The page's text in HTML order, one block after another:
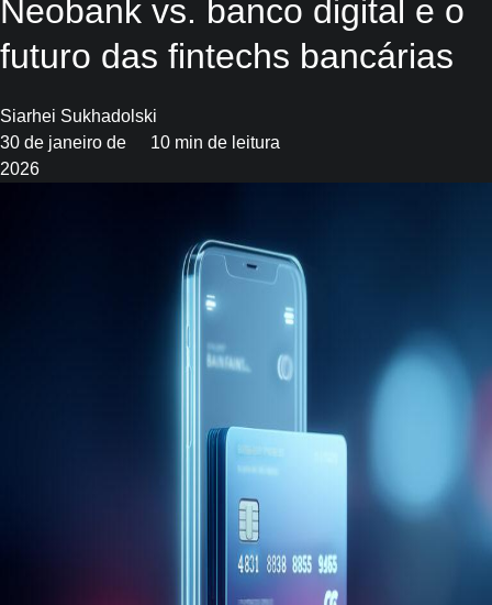
Neobank vs. banco digital e o
futuro das fintechs bancárias
Siarhei Sukhadolski
30 de janeiro de
2026
10 min de leitura